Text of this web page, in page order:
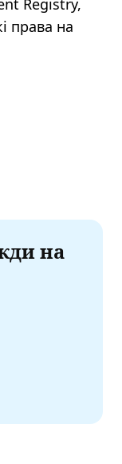
Registry,
права на
на